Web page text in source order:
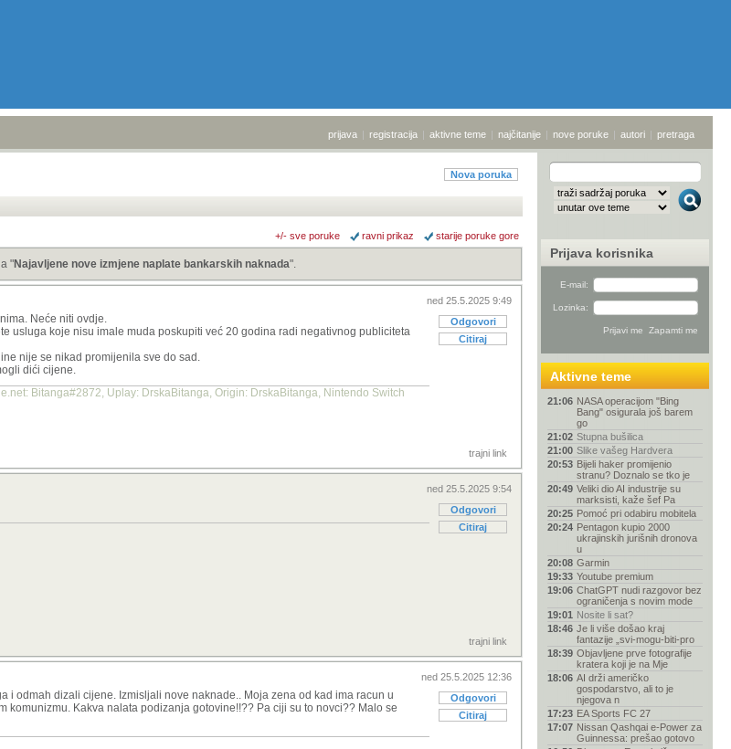
prijava | registracija | aktivne teme | najčitanije | nove poruke | autori | pretraga
Nova poruka
+/- sve poruke ravni prikaz starije poruke gore
"Najavljene nove izmjene naplate bankarskih naknada".
ned 25.5.2025 9:49
Odgovori
Citiraj
Neće niti ovdje.
usluga koje nisu imale muda poskupiti već 20 godina radi negativnog publiciteta
nije se nikad promijenila sve do sad.
dići cijene.
Bitanga#2872, Uplay: DrskaBitanga, Origin: DrskaBitanga, Nintendo Switch
trajni link
ned 25.5.2025 9:54
Odgovori
Citiraj
trajni link
ned 25.5.2025 12:36
Odgovori
Citiraj
i odmah dizali cijene. Izmisljali nove naknade.. Moja zena od kad ima racun u
Kakva nalata podizanja gotovine!!?? Pa ciji su to novci?? Malo se
Prijava korisnika
E-mail:
Lozinka:
Aktivne teme
21:06 NASA operacijom "Bing
Bang" osigurala još barem
go
21:02 Stupna bušilica
21:00 Slike vašeg Hardvera
20:53 Bijeli haker promijenio
stranu? Doznalo se tko je
20:49 Veliki dio AI industrije su
marksisti, kaže šef Pa
20:25 Pomoć pri odabiru mobitela
20:24 Pentagon kupio 2000
ukrajinskih jurišnih dronova
u
20:08 Garmin
19:33 Youtube premium
19:06 ChatGPT nudi razgovor bez
ograničenja s novim mode
19:01 Nosite li sat?
18:46 Je li više došao kraj
fantazije „svi-mogu-biti-pro
18:39 Objavljene prve fotografije
kratera koji je na Mje
18:06 AI drži američko
gospodarstvo, ali to je
njegova n
17:23 EA Sports FC 27
17:07 Nissan Qashqai e-Power za
Guinnessa: prešao gotovo